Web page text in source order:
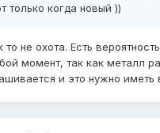
только когда новый ))
не охота. Есть
момент, так как металл
и это нужно иметь